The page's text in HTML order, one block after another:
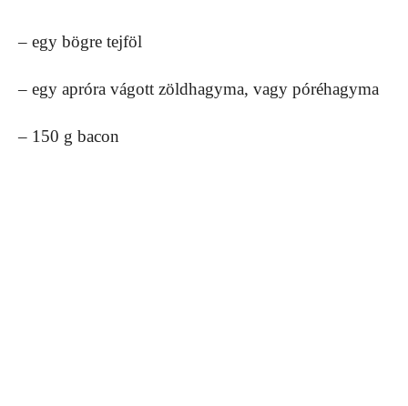
– egy bögre tejföl
– egy apróra vágott zöldhagyma, vagy póréhagyma
– 150 g bacon